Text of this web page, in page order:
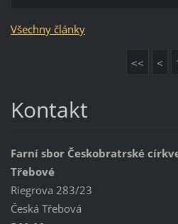
Všechny články
<< <
Kontakt
Farní sbor Českobratrské
Třebové
Riegrova 283/23
Česká Třebová